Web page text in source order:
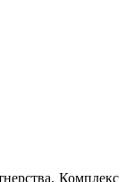
Комплекс